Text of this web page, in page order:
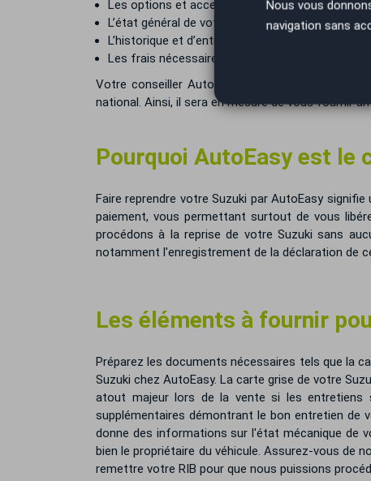
Les options et accessoires
L’état général de votre Suzuki
L’historique et d’entretien
Les frais nécessaires à la remise en vente de
Votre conseiller AutoEasy prendra en compte
national. Ainsi, il sera en mesure de vous fournir
Pourquoi AutoEasy est le
Faire reprendre votre Suzuki par AutoEasy
paiement, vous permettant surtout de vous
procédons à la reprise de votre Suzuki sans
notamment l'enregistrement de la déclaration de
Les éléments à fournir
Préparez les documents nécessaires tels que la
Suzuki chez AutoEasy. La carte grise de votre
atout majeur lors de la vente si les entretiens
supplémentaires démontrant le bon entretien de
donne des informations sur l'état mécanique de
bien le propriétaire du véhicule. Assurez-vous de
remettre votre RIB pour que nous puissions
Nous vous
navigation sans